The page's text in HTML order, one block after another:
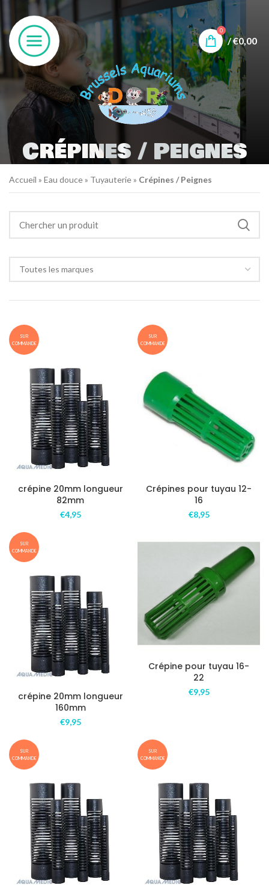
0
/€0,00
Crépines / Peignes
Accueil » Eau douce» Tuyauterie» Crépines / Peignes
Toutes les marques
SUR
COMMANDE
crépine 20mm longueur
82mm
€4,95
SUR
COMMANDE
Crépines pour tuyau 12-
16
€8,95
SUR
COMMANDE
crépine 20mm longueur
160mm
€9,95
Crépine pour tuyau 16-
22
€9,95
SUR
COMMANDE
SUR
COMMANDE